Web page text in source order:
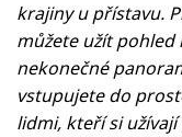
krajiny u přístavu.
můžete užít pohled
nekonečné
vstupujete do
lidmi, kteří si